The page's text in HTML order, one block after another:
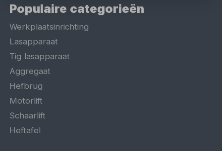
Populaire categorieën
Werkplaatsinrichting
Lasapparaat
Tig lasapparaat
Aggregaat
Hefbrug
Motorlift
Schaarlift
Heftafel